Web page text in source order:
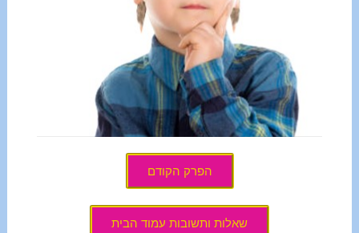
הפרק הקודם
שאלות ותשובות עמוד הבית